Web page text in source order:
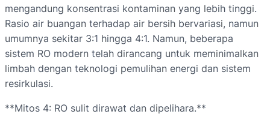
mengandung konsentrasi kontaminan yang lebih tinggi.
Rasio air buangan terhadap air bersih bervariasi, namun
umumnya sekitar 3:1 hingga 4:1. Namun, beberapa
sistem RO modern telah dirancang untuk meminimalkan
limbah dengan teknologi pemulihan energi dan sistem
resirkulasi.
**Mitos 4: RO sulit dirawat dan dipelihara.**